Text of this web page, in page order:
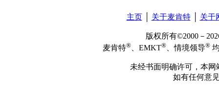
主页│ 关于麦肯特│ 关于
版权所有©2000－
麦肯特® 、EMKT® 、情境领导®
未经书面明确许可，本
如有任何意